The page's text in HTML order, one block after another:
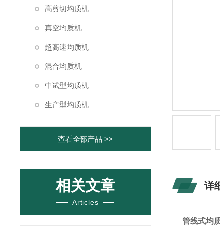
高剪切均质机
真空均质机
超高速均质机
混合均质机
中试型均质机
生产型均质机
查看全部产品 >>
相关文章
Articles
详
管线式均